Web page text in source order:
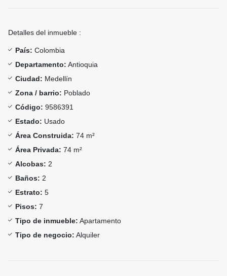
Detalles del inmueble :
País: Colombia
Departamento: Antioquia
Ciudad: Medellín
Zona / barrio: Poblado
Código: 9586391
Estado: Usado
Área Construida: 74 m²
Área Privada: 74 m²
Alcobas: 2
Baños: 2
Estrato: 5
Pisos: 7
Tipo de inmueble: Apartamento
Tipo de negocio: Alquiler